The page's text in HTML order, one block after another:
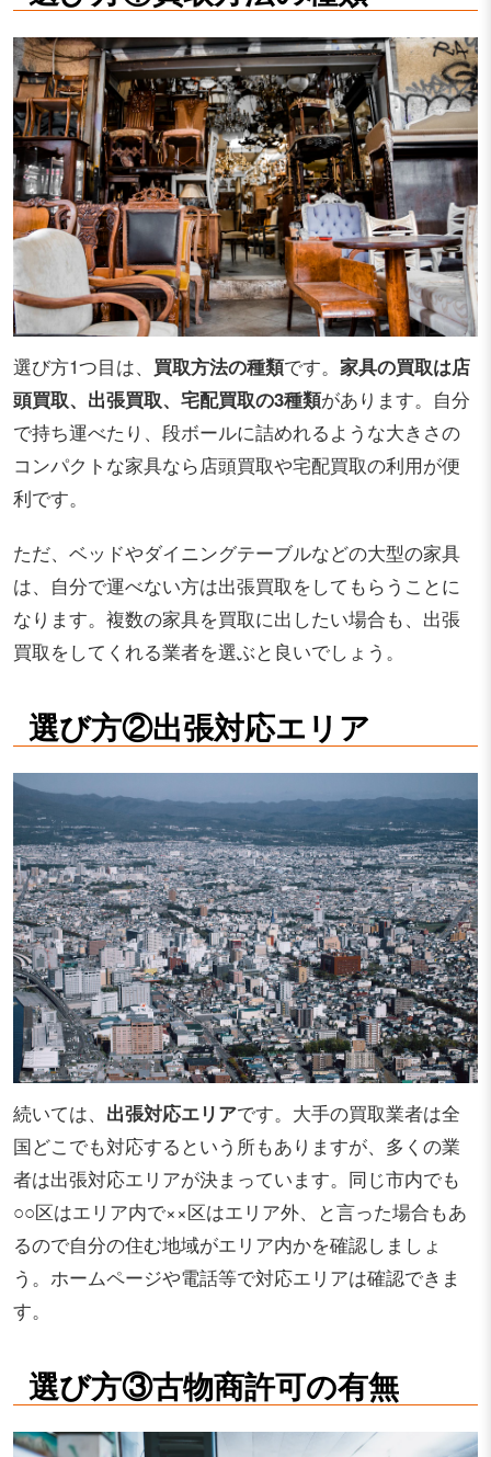
選び方1つ目は、 買取方法の種類です。 家具の買取は店
頭買取、出張買取、宅配買取の3種類があります。自分
で持ち運べたり、段ボールに詰めれるような大きさの
コンパクトな家具なら店頭買取や宅配買取の利用が便
利です。
ただ、ベッドやダイニングテーブルなどの大型の家具
は、自分で運べない方は出張買取をしてもらうことに
なります。複数の家具を買取に出したい場合も、出張
買取をしてくれる業者を選ぶと良いでしょう。
選び方②出張対応エリア
続いては、 出張対応エリアです。大手の買取業者は全
国どこでも対応するという所もありますが、多くの業
者は出張対応エリアが決まっています。同じ市内でも
○○区はエリア内で××区はエリア外、と言った場合もあ
るので自分の住む地域がエリア内かを確認しましょ
う。ホームページや電話等で対応エリアは確認できま
す。
選び方③古物商許可の有無